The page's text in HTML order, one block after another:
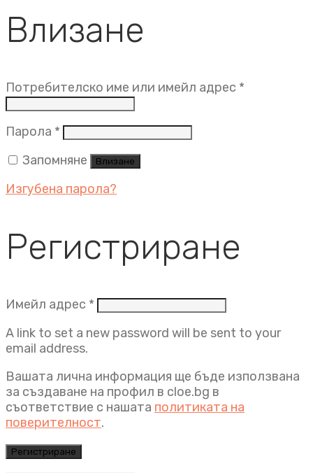
Влизане
Потребителско име или имейл адрес *
Парола * Задължително
Запомняне
Влизане
Изгубена парола?
Регистриране
Имейл адрес * Задължително
A link to set a new password will be sent to your
email address.
Вашата лична информация ще бъде използвана
за създаване на профил в cloe.bg в
съответствие с нашата политиката на
поверителност.
Регистриране